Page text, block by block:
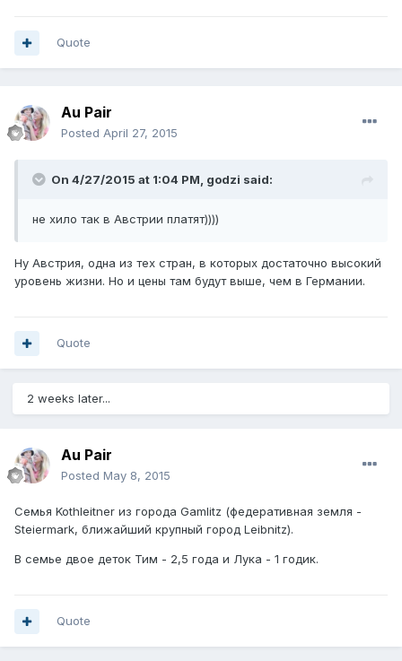
Quote
Au Pair
Posted April 27, 2015
On 4/27/2015 at 1:04 PM, godzi said:
не хило так в Австрии платят))))
Ну Австрия, одна из тех стран, в которых достаточно высокий
уровень жизни. Но и цены там будут выше, чем в Германии.
Quote
2 weeks later...
Au Pair
Posted May 8, 2015
Семья Kothleitner из города Gamlitz (федеративная земля -
Steiermark, ближайший крупный город Leibnitz).
В семье двое деток Тим - 2,5 года и Лука - 1 годик.
Quote